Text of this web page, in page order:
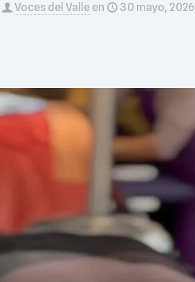
Voces del Valle en 30 mayo, 2026